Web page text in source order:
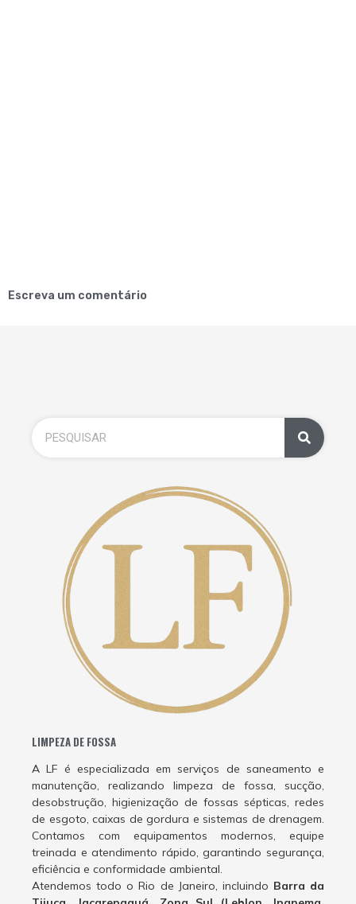
Escreva um comentário
LIMPEZA DE FOSSA
A LF é especializada em serviços de saneamento e
manutenção, realizando limpeza de fossa, sucção,
desobstrução, higienização de fossas sépticas, redes
de esgoto, caixas de gordura e sistemas de drenagem.
Contamos com equipamentos modernos, equipe
treinada e atendimento rápido, garantindo segurança,
eficiência e conformidade ambiental.
Atendemos todo o Rio de Janeiro, incluindo Barra da